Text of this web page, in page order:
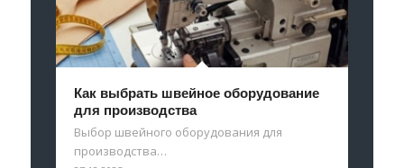
Как выбрать швейное оборудование
для производства
Выбор швейного оборудования для
производства…